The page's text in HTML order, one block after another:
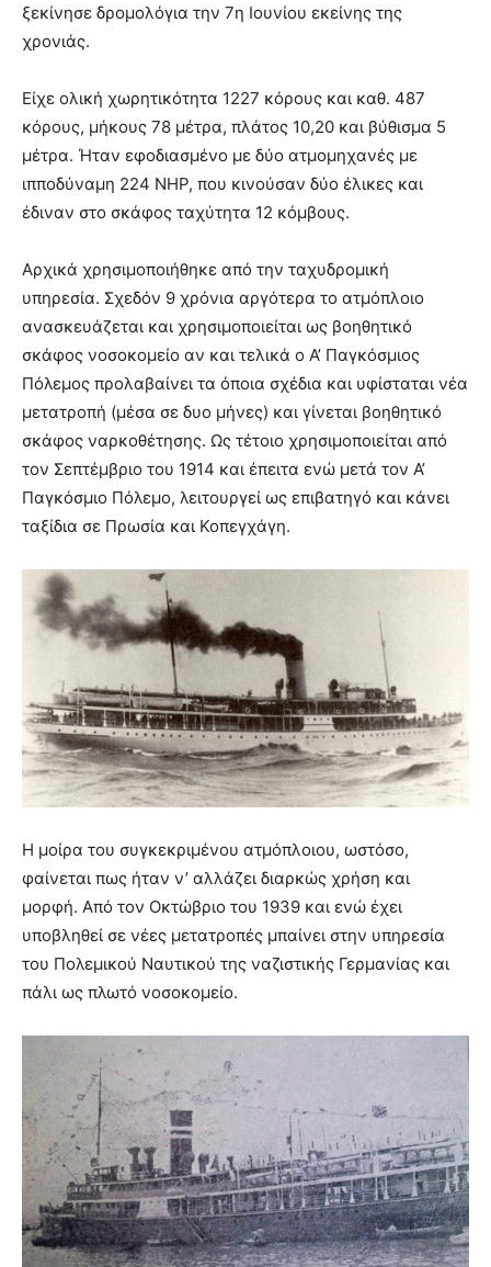
ξεκίνησε δρομολόγια την 7η Ιουνίου εκείνης της
χρονιάς.
Είχε ολική χωρητικότητα 1227 κόρους και καθ. 487
κόρους, μήκους 78 μέτρα, πλάτος 10,20 και βύθισμα 5
μέτρα. Ήταν εφοδιασμένο με δύο ατμομηχανές με
ιπποδύναμη 224 ΝΗΡ, που κινούσαν δύο έλικες και
έδιναν στο σκάφος ταχύτητα 12 κόμβους.
Αρχικά χρησιμοποιήθηκε από την ταχυδρομική
υπηρεσία. Σχεδόν 9 χρόνια αργότερα το ατμόπλοιο
ανασκευάζεται και χρησιμοποιείται ως βοηθητικό
σκάφος νοσοκομείο αν και τελικά ο Α’ Παγκόσμιος
Πόλεμος προλαβαίνει τα όποια σχέδια και υφίσταται νέα
μετατροπή (μέσα σε δυο μήνες) και γίνεται βοηθητικό
σκάφος ναρκοθέτησης. Ως τέτοιο χρησιμοποιείται από
τον Σεπτέμβριο του 1914 και έπειτα ενώ μετά τον Α’
Παγκόσμιο Πόλεμο, λειτουργεί ως επιβατηγό και κάνει
ταξίδια σε Πρωσία και Κοπεγχάγη.
Η μοίρα του συγκεκριμένου ατμόπλοιου, ωστόσο,
φαίνεται πως ήταν ν’ αλλάζει διαρκώς χρήση και
μορφή. Από τον Οκτώβριο του 1939 και ενώ έχει
υποβληθεί σε νέες μετατροπές μπαίνει στην υπηρεσία
του Πολεμικού Ναυτικού της ναζιστικής Γερμανίας και
πάλι ως πλωτό νοσοκομείο.